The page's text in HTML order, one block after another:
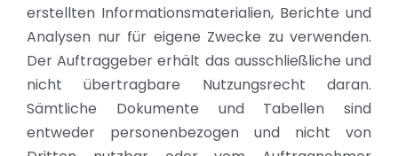
erstellten Informationsmaterialien, Berichte und
Analysen nur für eigene Zwecke zu verwenden.
Der Auftraggeber erhält das ausschließliche und
nicht übertragbare Nutzungsrecht daran.
Sämtliche Dokumente und Tabellen sind
entweder personenbezogen und nicht von